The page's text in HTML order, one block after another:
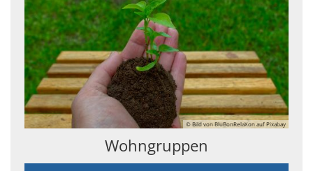
© Bild von BluBonRelaXon auf Pixabay
Wohngruppen